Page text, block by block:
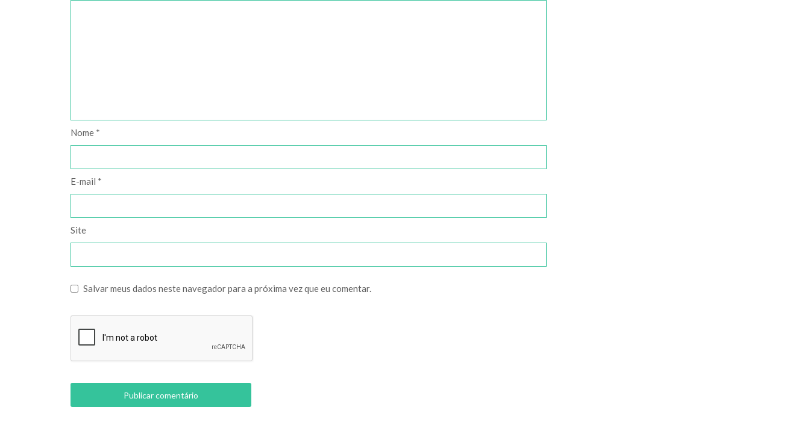
Nome *
E-mail *
Site
Salvar meus dados neste navegador para a próxima vez que eu comentar.